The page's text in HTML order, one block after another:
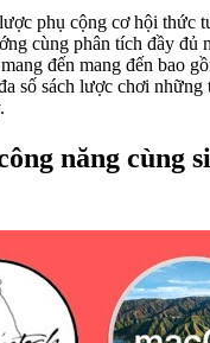
phụ cộng cơ hội thức
cùng phân tích đầy đủ
đến mang đến bao
số sách lược chơi
năng cùng